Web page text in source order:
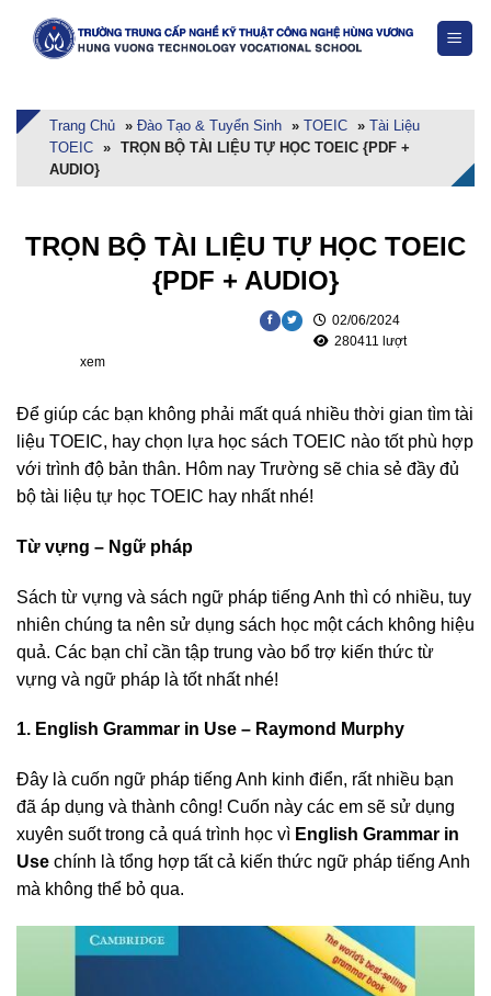
Trang Chủ » Đào Tạo & Tuyển Sinh » TOEIC » Tài Liệu
TOEIC » TRỌN BỘ TÀI LIỆU TỰ HỌC TOEIC {PDF +
AUDIO}
TRỌN BỘ TÀI LIỆU TỰ HỌC TOEIC
{PDF + AUDIO}
02/06/2024
280411 lượt
xem
Để giúp các bạn không phải mất quá nhiều thời gian tìm tài
liệu TOEIC, hay chọn lựa học sách TOEIC nào tốt phù hợp
với trình độ bản thân. Hôm nay Trường sẽ chia sẻ đầy đủ
bộ tài liệu tự học TOEIC hay nhất nhé!
Từ vựng – Ngữ pháp
Sách từ vựng và sách ngữ pháp tiếng Anh thì có nhiều, tuy
nhiên chúng ta nên sử dụng sách học một cách không hiệu
quả. Các bạn chỉ cần tập trung vào bổ trợ kiến thức từ
vựng và ngữ pháp là tốt nhất nhé!
1. English Grammar in Use – Raymond Murphy
Đây là cuốn ngữ pháp tiếng Anh kinh điển, rất nhiều bạn
đã áp dụng và thành công! Cuốn này các em sẽ sử dụng
xuyên suốt trong cả quá trình học vì English Grammar in
Use chính là tổng hợp tất cả kiến thức ngữ pháp tiếng Anh
mà không thể bỏ qua.